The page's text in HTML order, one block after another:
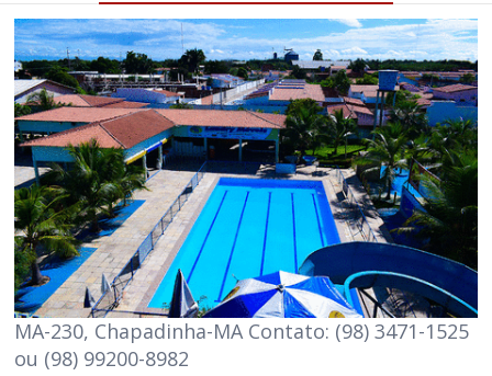
MA-230, Chapadinha-MA Contato: (98) 3471-1525
ou (98) 99200-8982